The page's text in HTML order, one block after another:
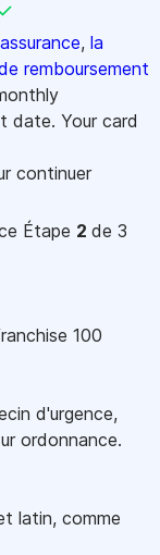
, la
remboursement
date. Your card
continuer
Étape 2 de 3
100
d'urgence,
ordonnance.
latin, comme